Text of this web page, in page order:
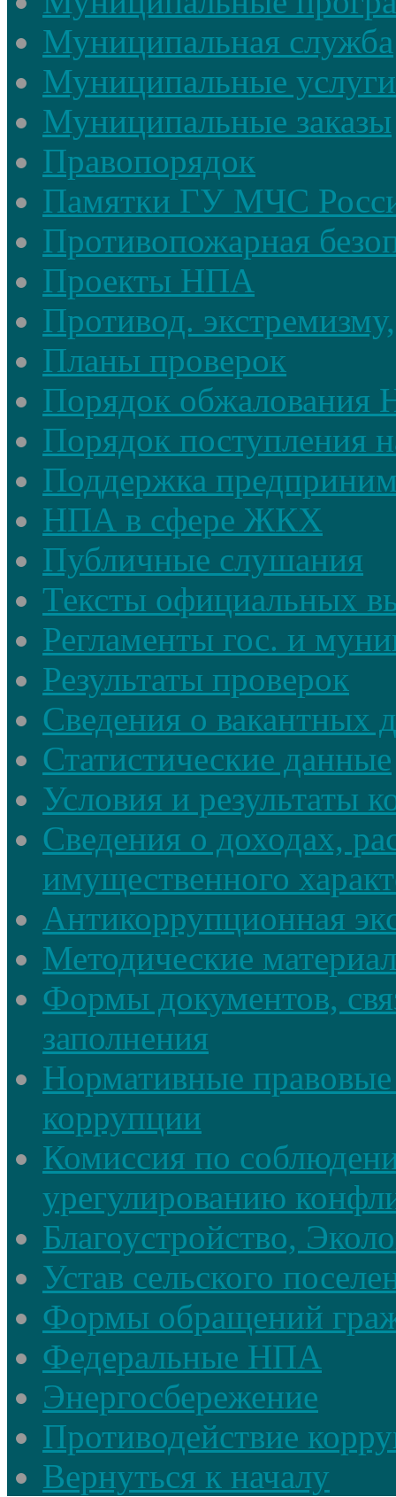
Муниципальная служба
Муниципальные услуги
Муниципальные заказы
Правопорядок
Памятки ГУ МЧС
Противопожарная
Проекты НПА
Противод.
Планы проверок
Порядок
Порядок поступления
Поддержка
НПА в сфере ЖКХ
Публичные слушания
Тексты официальных
Регламенты гос. и
Результаты проверок
Сведения о вакантных
Статистические данные
Условия и результаты
Сведения о доходах,
имущественного
Антикоррупционная
Методические
Формы документов,
заполнения
Нормативные
коррупции
Комиссия по
урегулированию
Благоустройство,
Устав сельского
Формы обращений
Федеральные НПА
Энергосбережение
Противодействие
Вернуться к началу